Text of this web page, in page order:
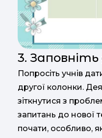
3.
Попросіть учнів
другої колонки.
зіткнутися з
запитань до нової
почати, особливо,